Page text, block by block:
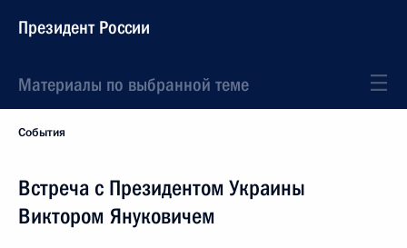
Президент России
Материалы по выбранной теме
События
Встреча с Президентом Украины
Виктором Януковичем